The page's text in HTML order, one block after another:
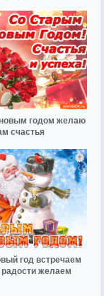
годом желаю
счастья
год встречаем
радости желаем